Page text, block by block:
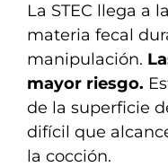
La STEC llega a
materia fecal
manipulación.
mayor riesgo.
de la superficie
difícil que
la cocción.